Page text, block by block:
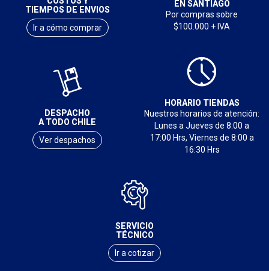
TIEMPOS DE ENVIOS
Ir a cómo comprar
EN SANTIAGO
Por compras sobre
$100.000 + IVA
DESPACHO
A TODO CHILE
Ver despachos
HORARIO TIENDAS
Nuestros horarios de atención:
Lunes a Jueves de 8:00 a
17:00 Hrs, Viernes de 8:00 a
16:30 Hrs
SERVICIO
TÉCNICO
Ir a cotizar